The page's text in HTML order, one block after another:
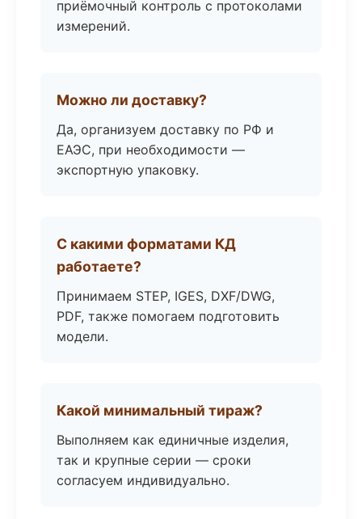
приёмочный контроль с протоколами
измерений.
Можно ли доставку?
Да, организуем доставку по РФ и
ЕАЭС, при необходимости —
экспортную упаковку.
С какими форматами КД
работаете?
Принимаем STEP, IGES, DXF/DWG,
PDF, также помогаем подготовить
модели.
Какой минимальный тираж?
Выполняем как единичные изделия,
так и крупные серии — сроки
согласуем индивидуально.